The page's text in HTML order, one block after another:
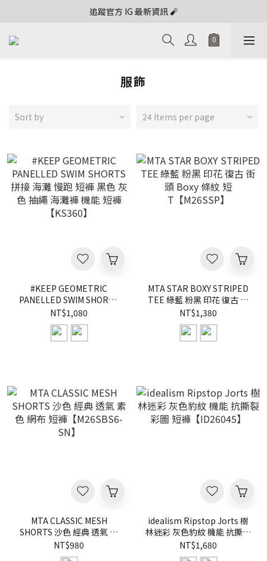
追蹤官方 IG 最新資訊 🧨
服飾
Sort by 24 Items per page
#KEEP GEOMETRIC
PANELLED SWIM SHORTS
拼接 海灘 慢跑 短褲 黑色 灰
色 抽繩 海灘褲 機能 短褲
【KS360】
NT$1,080
MTA STAR BOXY STRIPED
TEE 綠藍 粉黑 印花 復古 街
頭 Boxy 條紋 短
T【M26SSP】
NT$1,380
MTA CLASSIC MESH
SHORTS 沙色 經典 透氣 素
色 網布 短褲【M26SBS6-
SN】
NT$980
idealism Ripstop Jorts 樹
林迷彩 灰色豹紋 機能 抗撕裂
彩圖 短褲【ID26045】
NT$1,680